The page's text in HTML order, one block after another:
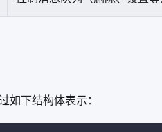
如下结构体表示：